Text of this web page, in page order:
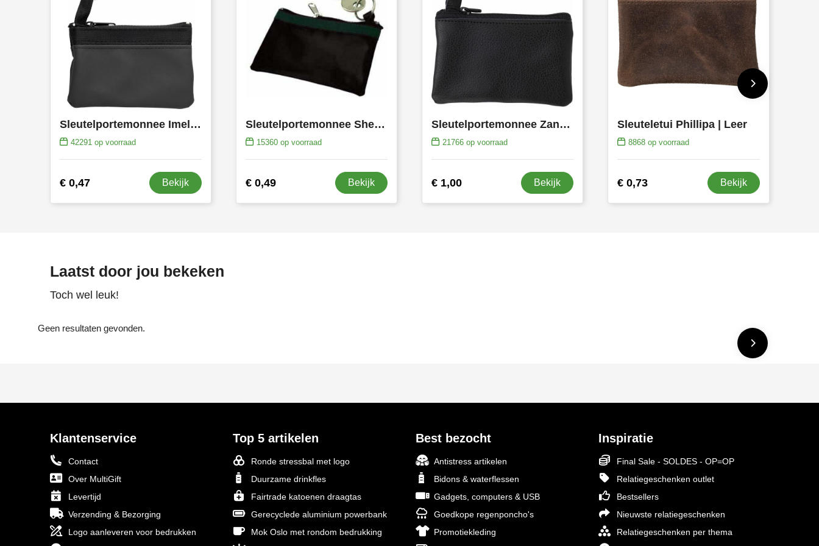
Sleutelportemonnee Imelda
42291op voorraad
€ 0,47 Bekijk
Sleutelportemonnee Sheridan
15360op voorraad
€ 0,49 Bekijk
Sleutelportemonnee Zander | Leer
21766 op voorraad
€ 1,00 Bekijk
Sleuteletui Phillipa | Leer
8868 op voorraad
€ 0,73 Bekijk
Laatst door jou bekeken
Toch wel leuk!
Geen resultaten gevonden.
Klantenservice
Contact
Over MultiGift
Levertijd
Verzending & Bezorging
Logo aanleveren voor bedrukken
Top 5 artikelen
Ronde stressbal met logo
Duurzame drinkfles
Fairtrade katoenen draagtas
Gerecyclede aluminium powerbank
Mok Oslo met rondom bedrukking
Best bezocht
Antistress artikelen
Bidons & waterflessen
Gadgets, computers & USB
Goedkope regenponcho's
Promotiekleding
Inspiratie
Final Sale - SOLDES - OP=OP
Relatiegeschenken outlet
Bestsellers
Nieuwste relatiegeschenken
Relatiegeschenken per thema